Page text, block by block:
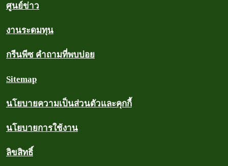
ศูนย์ข่าว
งานระดมทุน
กรีนพีซ คำถามที่พบบ่อย
Sitemap
นโยบายความเป็นส่วนตัวและคุกกี้
นโยบายการใช้งาน
ลิขสิทธิ์